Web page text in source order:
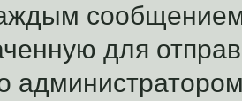
сообщением
для